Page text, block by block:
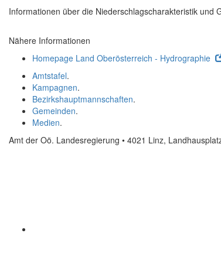
Informationen über die Niederschlagscharakteristik und
Nähere Informationen
Homepage Land Oberösterreich - Hydrographie
Amtstafel.
Kampagnen.
Bezirkshauptmannschaften.
Gemeinden.
Medien.
Amt der Oö. Landesregierung • 4021 Linz,